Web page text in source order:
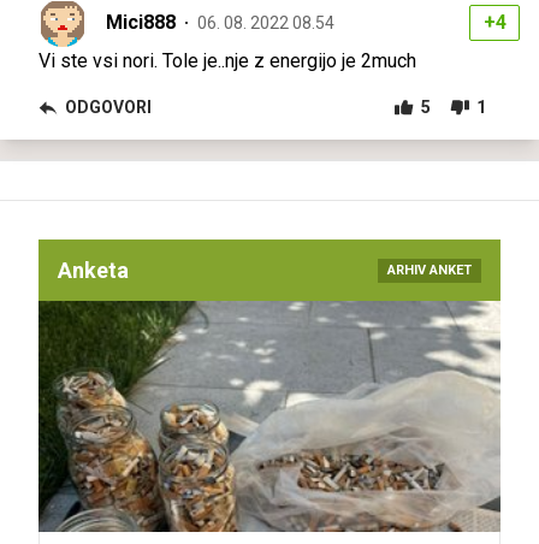
Mici888 06. 08. 2022 08.54
+4
Vi ste vsi nori. Tole je..nje z energijo je 2much
ODGOVORI 5 1
Anketa ARHIV ANKET